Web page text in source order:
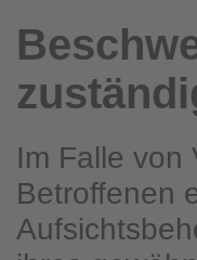
Im Falle von
Betroffenen